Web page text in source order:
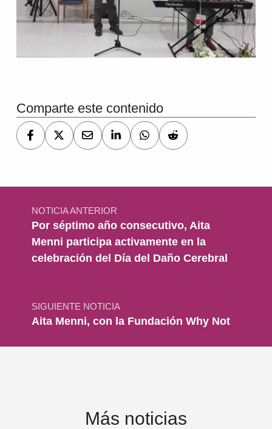
Comparte este contenido
Navegación de entradas
NOTICIA ANTERIOR
Por séptimo año consecutivo, Aita
Menni participa activamente en la
celebración del Día del Daño Cerebral
SIGUIENTE NOTICIA
Aita Menni, con la Fundación Why Not
Más noticias